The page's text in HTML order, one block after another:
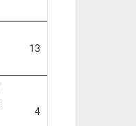
13
4